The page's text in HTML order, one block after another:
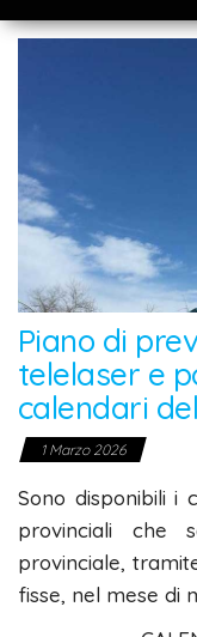
Piano di
telelaser e
calendari
1 Marzo 2026
Sono disponibili i
provinciali che
provinciale,
fisse, nel mese di